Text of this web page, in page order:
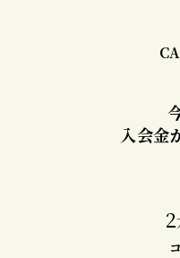
入会金
2